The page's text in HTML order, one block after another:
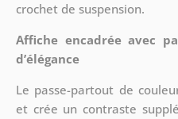
crochet de suspension.
Affiche encadrée avec
d’élégance
Le passe-partout de
et crée un contraste